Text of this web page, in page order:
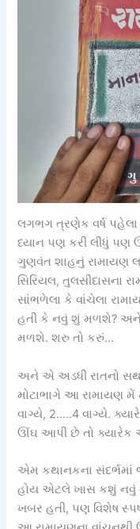
લગભગ ત્રણેક વર્ષ પહેલા
ધ્યાન પણ કરી લીધું પણ
ગુણવંત શાહનું રામાયણ
સિરિયલ, તુલસીદાસના
સાંભળેલા કે વાંચેલા
હતી કે નવું શું મળશે? અને
મળશે. શરુ તો કરું…
અને એ અડધી રાતનો
મોટાભાગે આ રામાયણ મેં
વાગ્યે, 2…..4 વાગ્યે.
ઊંઘ આપી છે તો ક્યારેક
એમ કથાનકના સંદર્ભમાં
હોય એટલે ખાસ કશું નવું
ખબર હતી, પણ વિશેષ